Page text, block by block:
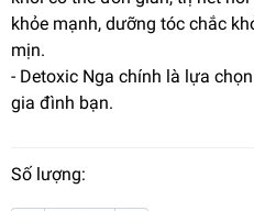
khỏe mạnh, dưỡng tóc chắc
mịn.
- Detoxic Nga chính là lựa
gia đình bạn.
Số lượng: